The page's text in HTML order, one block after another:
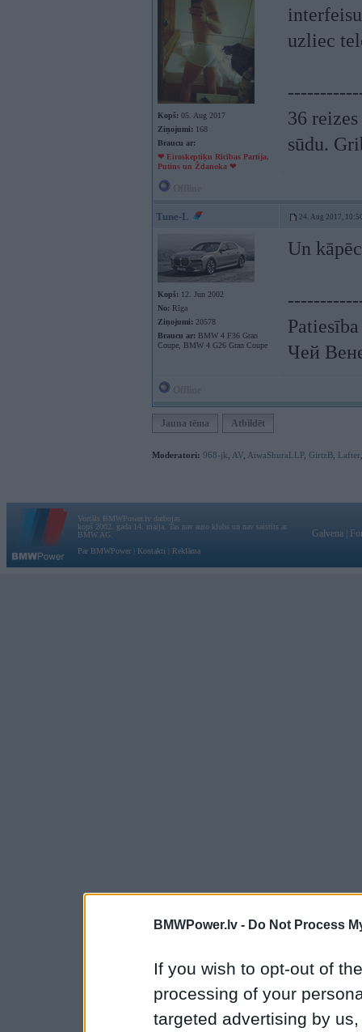
BMWPower.lv - Do Not Process
If you wish to opt-out of
processing of your
targeted advertising by
Kopš: 05. Aug 2017
Ziņojumi: 168
Braucu ar:
❤ Eiroskeptiķu Rīcības Partija,
Putins un Ždanoka ❤
uzliec
36
sūdu.
Tune-L 24. Aug 2017,
Kopš: 12. Jun 2002
No: Rīga
Ziņojumi: 20578
Braucu ar: BMW 4 F36 Gran
Coupe, BMW 4 G26 Gran Coupe
Un
Чей
Jauna tēma Atbildēt
Moderatori: 968-jk AV AiwaShuraLLP, GirtzB Lafter
Vortāls BMWPower.lv darbojas
kopš 2002. gada 14. maija. Tas nav auto klubs un nav saistīts ar
BMW AG.
Par BMWPower
Kontakti Reklāma
Galvena